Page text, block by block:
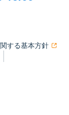
する基本方針